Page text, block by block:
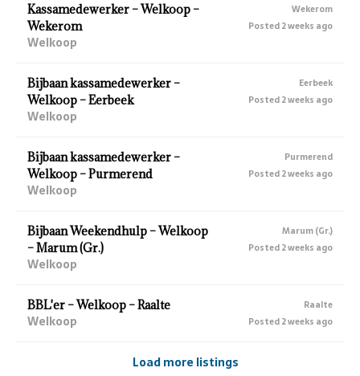
Kassamedewerker – Welkoop –
Wekerom
Welkoop
Wekerom
Posted 2 weeks ago
Bijbaan kassamedewerker –
Welkoop – Eerbeek
Welkoop
Eerbeek
Posted 2 weeks ago
Bijbaan kassamedewerker –
Welkoop – Purmerend
Welkoop
Purmerend
Posted 2 weeks ago
Bijbaan Weekendhulp – Welkoop
– Marum (Gr.)
Welkoop
Marum (Gr.)
Posted 2 weeks ago
BBL'er – Welkoop – Raalte
Welkoop
Raalte
Posted 2 weeks ago
Load more listings